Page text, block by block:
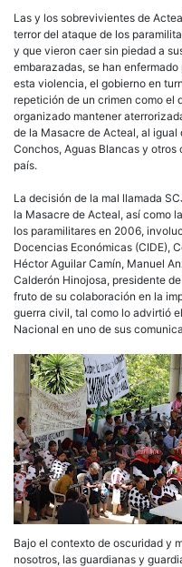
Las y los sobrevivientes de
terror del ataque de los
y que vieron caer sin piedad a
embarazadas, se han
esta violencia, el gobierno en
repetición de un crimen como el
organizado mantener
de la Masacre de Acteal, al
Conchos, Aguas Blancas y otros
país.
La decisión de la mal llamada
la Masacre de Acteal, así como
los paramilitares en 2006,
Docencias Económicas (CIDE),
Héctor Aguilar Camín, Manuel
Calderón Hinojosa, presidente
fruto de su colaboración en la
guerra civil, tal como lo advirtió
Nacional en uno de sus
Bajo el contexto de oscuridad y
nosotros, las guardianas y